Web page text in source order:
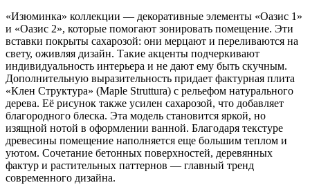
«Изюминка» коллекции — декоративные элементы «Оазис 1»
и «Оазис 2», которые помогают зонировать помещение. Эти
вставки покрыты сахарозой: они мерцают и переливаются на
свету, оживляя дизайн. Такие акценты подчеркивают
индивидуальность интерьера и не дают ему быть скучным.
Дополнительную выразительность придает фактурная плита
«Клен Структура» (Maple Struttura) с рельефом натурального
дерева. Её рисунок также усилен сахарозой, что добавляет
благородного блеска. Эта модель становится яркой, но
изящной нотой в оформлении ванной. Благодаря текстуре
древесины помещение наполняется еще большим теплом и
уютом. Сочетание бетонных поверхностей, деревянных
фактур и растительных паттернов — главный тренд
современного дизайна.